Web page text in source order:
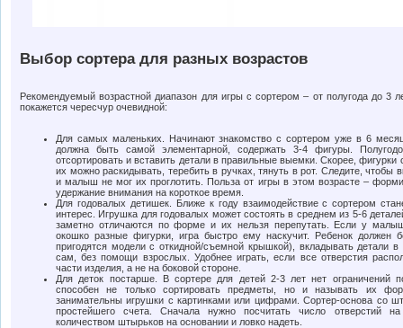
Выбор сортера для разных возрастов
Рекомендуемый возрастной диапазон для игры с сортером – от полугода до 3
покажется чересчур очевидной:
Для самых маленьких. Начинают знакомство с сортером уже в 6
должна быть самой элементарной, содержать 3-4 фигуры.
отсортировать и вставить детали в правильные выемки. Скорее, фигурки
их можно раскидывать, теребить в ручках, тянуть в рот. Следите,
и малыш не мог их проглотить. Польза от игры в этом возрасте –
удержание внимания на короткое время.
Для годовалых детишек. Ближе к году взаимодействие с сортером
интерес. Игрушка для годовалых может состоять в среднем из 5-6
заметно отличаются по форме и их нельзя перепутать. Если у
окошко разные фигурки, игра быстро ему наскучит. Ребенок должен
пригодятся модели с откидной/съемной крышкой), вкладывать детали в
сам, без помощи взрослых. Удобнее играть, если все отверстия
части изделия, а не на боковой стороне.
Для деток постарше. В сортере для детей 2-3 лет нет ограничений
способен не только сортировать предметы, но и называть их
занимательны игрушки с картинками или цифрами. Сортер-основа со
простейшего счета. Сначала нужно посчитать число отверстий
количеством штырьков на основании и ловко надеть.